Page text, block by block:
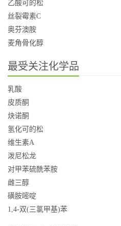
乙酸可的松
丝裂霉素C
奥芬澳胺
麦角骨化醇
最受关注化学品
乳酸
皮质酮
炔诺酮
氢化可的松
维生素A
泼尼松龙
对甲苯硫酰苯胺
雌三醇
磺胺嘧啶
1,4-双(三氯甲基)苯